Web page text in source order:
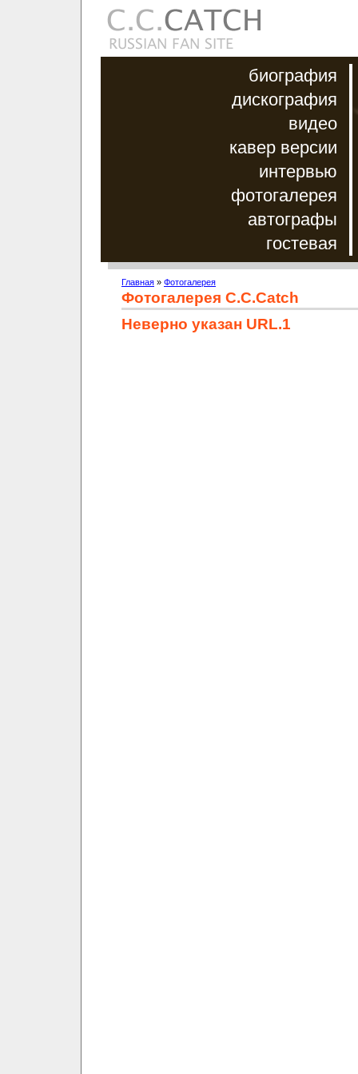
биография
дискография
видео
кавер версии
интервью
фотогалерея
автографы
гостевая
Главная » Фотогалерея
Фотогалерея C.C.Catch
Неверно указан URL.1